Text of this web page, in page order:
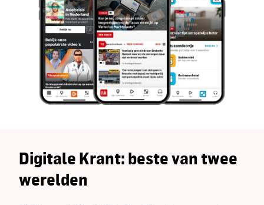
Digitale Krant: beste van twee
werelden